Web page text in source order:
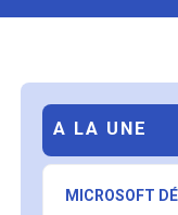
A LA UNE
MICROSOFT